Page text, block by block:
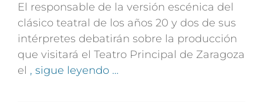
El responsable de la versión escénica del
clásico teatral de los años 20 y dos de sus
intérpretes debatirán sobre la producción
que visitará el Teatro Principal de Zaragoza
el , sigue leyendo …